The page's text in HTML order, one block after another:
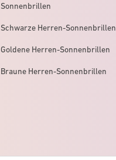
Sonnenbrillen
Schwarze Herren-Sonnenbrillen
Goldene Herren-Sonnenbrillen
Braune Herren-Sonnenbrillen